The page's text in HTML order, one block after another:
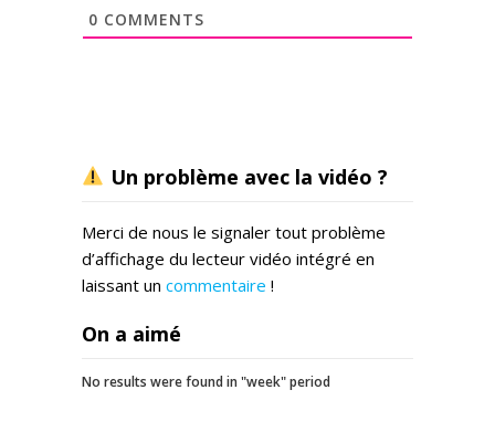
0 COMMENTS
Un problème avec la vidéo ?
Merci de nous le signaler tout problème
d’affichage du lecteur vidéo intégré en
laissant un commentaire !
On a aimé
No results were found in "week" period